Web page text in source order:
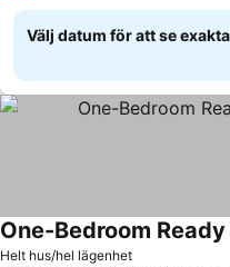
Välj datum för att se
Helt hus/hel lägenhet
One-Bedroom